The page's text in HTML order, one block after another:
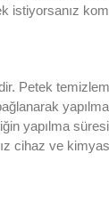
istiyorsanız
Petek
yapılma
cihaz ve